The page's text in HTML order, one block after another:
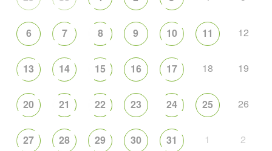
6 7 8 9 10 11 12
13 14 15 16 17 18 19
20 21 22 23 24 25 26
27 28 29 30 31 1 2